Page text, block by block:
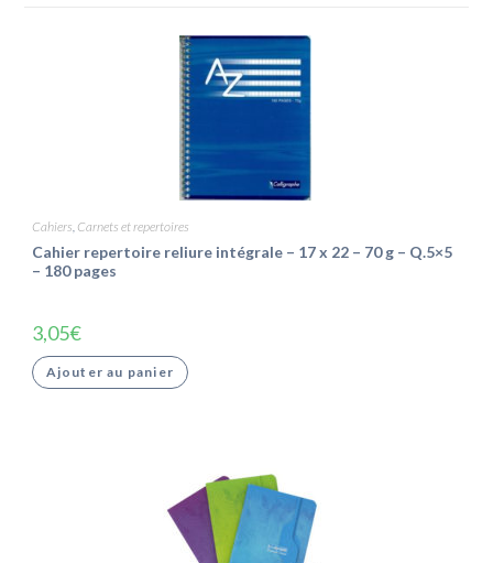
Cahiers, Carnets et repertoires
Cahier repertoire reliure intégrale – 17 x 22 – 70 g – Q.5×5
– 180 pages
3,05€
Ajouter au panier